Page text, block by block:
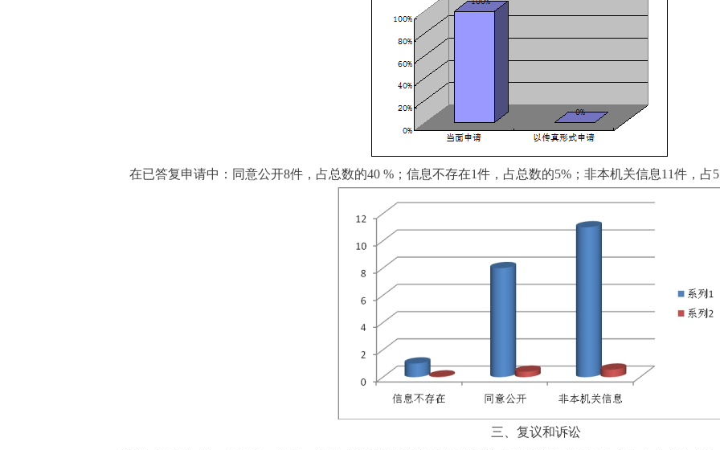
在已答复申请中： 同意公开8件，占总数的40 %；信息不存在1件，占总数的5%；非本机关信息11件，占
三、复议和诉讼